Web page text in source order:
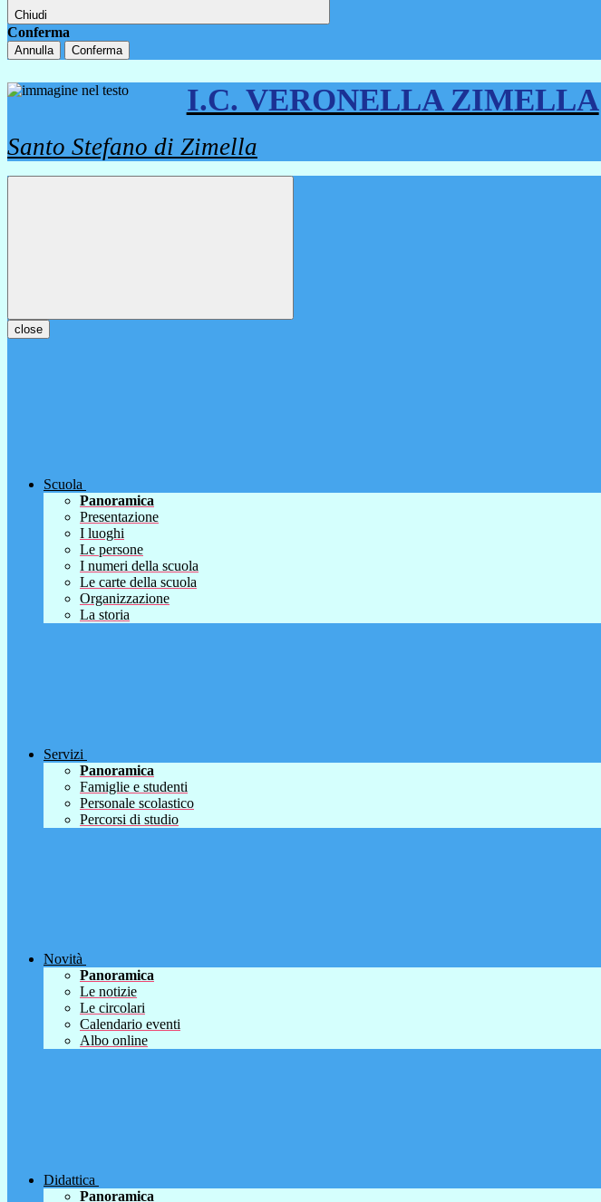
Chiudi
Conferma
Annulla Conferma
I.C. VERONELLA ZIMELLA
Santo Stefano di Zimella
close
Scuola
Panoramica
Presentazione
I luoghi
Le persone
I numeri della scuola
Le carte della scuola
Organizzazione
La storia
Servizi
Panoramica
Famiglie e studenti
Personale scolastico
Percorsi di studio
Novità
Panoramica
Le notizie
Le circolari
Calendario eventi
Albo online
Didattica
Panoramica